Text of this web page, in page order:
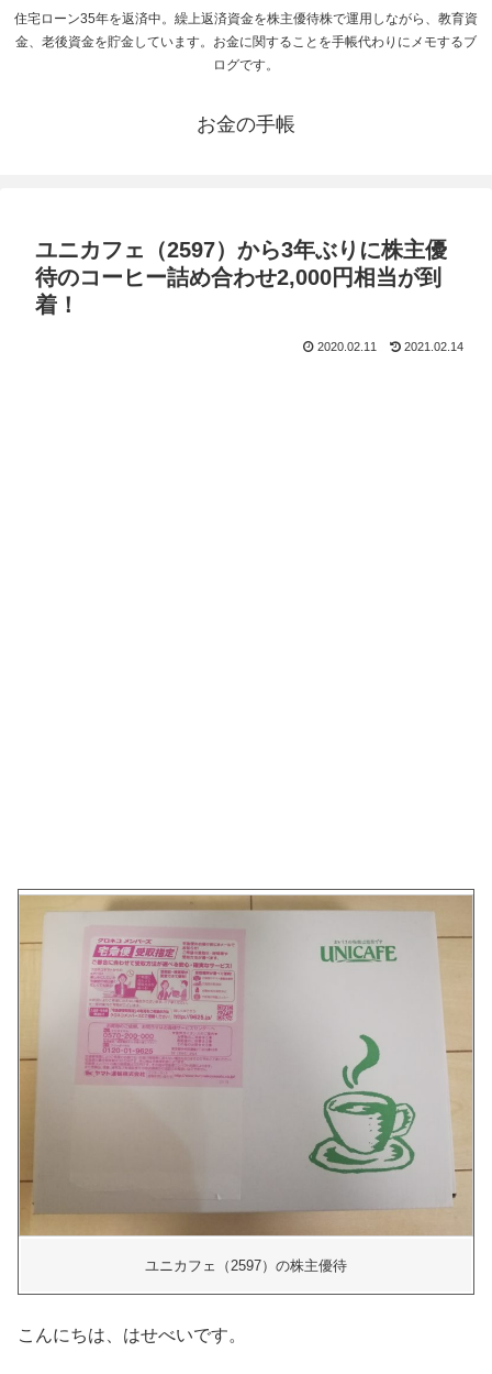
住宅ローン35年を返済中。繰上返済資金を株主優待株で運用しながら、教育資
金、老後資金を貯金しています。お金に関することを手帳代わりにメモするブ
ログです。
お金の手帳
ユニカフェ（2597）から3年ぶりに株主優
待のコーヒー詰め合わせ2,000円相当が到
着！
2020.02.11 2021.02.14
ユニカフェ（2597）の株主優待
こんにちは、はせべいです。